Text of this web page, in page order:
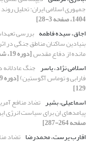
جمهوری اسلامی ایران: تحلیل
1404، صفحه 3-28]
اجاق، سیده فاطمه بررسی
بنیادین ساکنان مناطق جنگی در
مانده از دفاع مقدس[دوره 19، شماره 72، 1404، صفحه 243-268]
اسلامی نژاد، یاسر جنگ عادلانه
فارابی و توماس آگوستین)
129]
اسماعیلی، بشیر تضاد منافع
پیامدهای ان برای سیاست انرژی
صفحه 264-287]
اقارب پرست، محمدرضا تضاد